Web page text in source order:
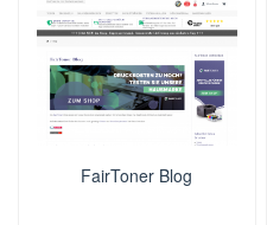
FairToner Blog